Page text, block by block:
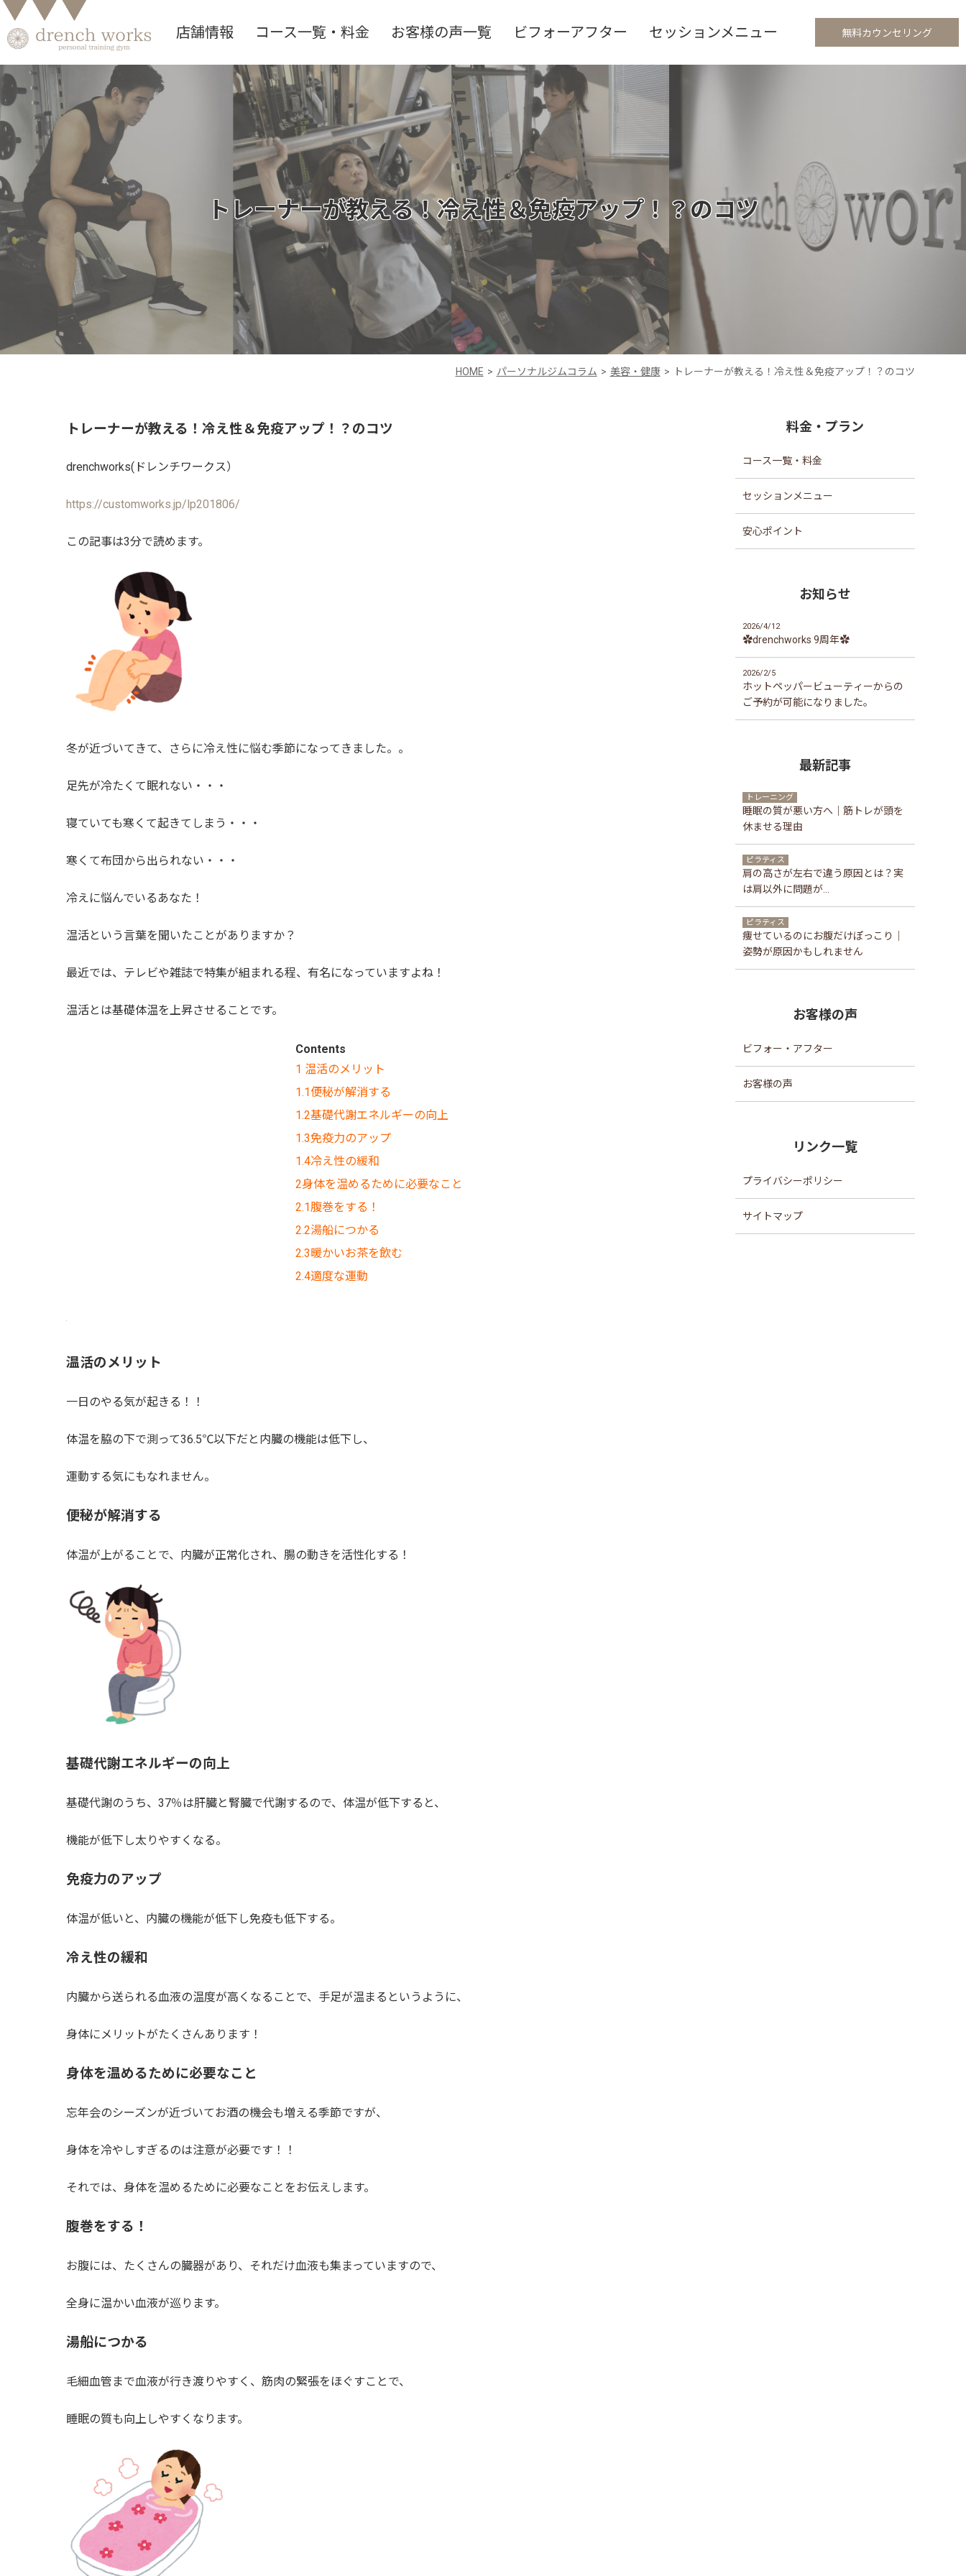
店舗情報 コース一覧・料金 お客様の声一覧 ビフォーアフター セッションメニュー 無料カウンセリング
トレーナーが教える！冷え性＆免疫アップ！？のコツ
HOME パーソナルジムコラム 美容・健康 トレーナーが教える！冷え性＆免疫アップ！？のコツ
トレーナーが教える！冷え性＆免疫アップ！？のコツ
drenchworks(ドレンチワークス）
https://customworks.jp/lp201806/
この記事は3分で読めます。
冬が近づいてきて、さらに冷え性に悩む季節になってきました。。
足先が冷たくて眠れない・・・
寝ていても寒くて起きてしまう・・・
寒くて布団から出られない・・・
冷えに悩んでいるあなた！
温活という言葉を聞いたことがありますか？
最近では、テレビや雑誌で特集が組まれる程、有名になっていますよね！
温活とは基礎体温を上昇させることです。
Contents
1 温活のメリット
1.1便秘が解消する
1.2基礎代謝エネルギーの向上
1.3免疫力のアップ
1.4冷え性の緩和
2身体を温めるために必要なこと
2.1腹巻をする！
2.2湯船につかる
2.3暖かいお茶を飲む
2.4適度な運動
温活のメリット
一日のやる気が起きる！！
体温を脇の下で測って36.5℃以下だと内臓の機能は低下し、
運動する気にもなれません。
便秘が解消する
体温が上がることで、内臓が正常化され、腸の動きを活性化する！
基礎代謝エネルギーの向上
基礎代謝のうち、37％は肝臓と腎臓で代謝するので、体温が低下すると、
機能が低下し太りやすくなる。
免疫力のアップ
体温が低いと、内臓の機能が低下し免疫も低下する。
冷え性の緩和
内臓から送られる血液の温度が高くなることで、手足が温まるというように、
身体にメリットがたくさんあります！
身体を温めるために必要なこと
忘年会のシーズンが近づいてお酒の機会も増える季節ですが、
身体を冷やしすぎるのは注意が必要です！！
それでは、身体を温めるために必要なことをお伝えします。
腹巻をする！
お腹には、たくさんの臓器があり、それだけ血液も集まっていますので、
全身に温かい血液が巡ります。
湯船につかる
毛細血管まで血液が行き渡りやすく、筋肉の緊張をほぐすことで、
睡眠の質も向上しやすくなります。
料金・プラン
コース一覧・料金
セッションメニュー
安心ポイント
お知らせ
2026/4/12
✿drenchworks 9周年✿
2026/2/5
ホットペッパービューティーからの
ご予約が可能になりました。
最新記事
トレーニング
睡眠の質が悪い方へ｜筋トレが頭を
休ませる理由
ピラティス
肩の高さが左右で違う原因とは？実
は肩以外に問題が...
ピラティス
痩せているのにお腹だけぽっこり｜
姿勢が原因かもしれません
お客様の声
ビフォー・アフター
お客様の声
リンク一覧
プライバシーポリシー
サイトマップ